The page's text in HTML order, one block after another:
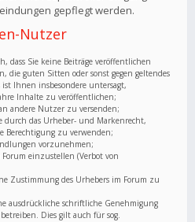
gepflegt werden.
Nutzer
dass Sie keine Beiträge veröffentlichen
die guten Sitten oder sonst gegen geltendes
ist Ihnen insbesondere untersagt,
Inhalte zu veröffentlichen;
andere Nutzer zu versenden;
durch das Urheber- und Markenrecht,
Berechtigung zu verwenden;
vorzunehmen;
einzustellen (Verbot von
Zustimmung des Urhebers im Forum zu
ausdrückliche schriftliche Genehmigung
Dies gilt auch für sog.